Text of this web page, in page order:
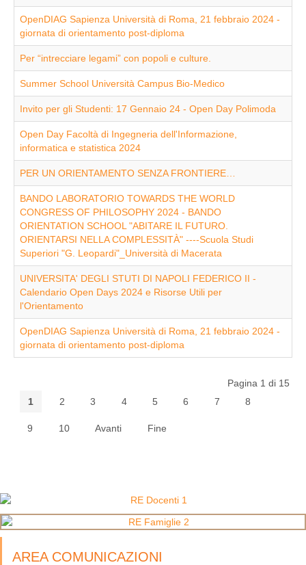
OpenDIAG Sapienza Università di Roma, 21 febbraio 2024 -
giornata di orientamento post-diploma
Per “intrecciare legami” con popoli e culture.
Summer School Università Campus Bio-Medico
Invito per gli Studenti: 17 Gennaio 24 - Open Day Polimoda
Open Day Facoltà di Ingegneria dell'Informazione,
informatica e statistica 2024
PER UN ORIENTAMENTO SENZA FRONTIERE…
BANDO LABORATORIO TOWARDS THE WORLD
CONGRESS OF PHILOSOPHY 2024 - BANDO
ORIENTATION SCHOOL "ABITARE IL FUTURO.
ORIENTARSI NELLA COMPLESSITÀ" ----Scuola Studi
Superiori "G. Leopardi"_Università di Macerata
UNIVERSITA' DEGLI STUTI DI NAPOLI FEDERICO II -
Calendario Open Days 2024 e Risorse Utili per
l'Orientamento
OpenDIAG Sapienza Università di Roma, 21 febbraio 2024 -
giornata di orientamento post-diploma
Pagina 1 di 15
1
2 3 4 5 6 7 8
9 10 Avanti Fine
AREA COMUNICAZIONI